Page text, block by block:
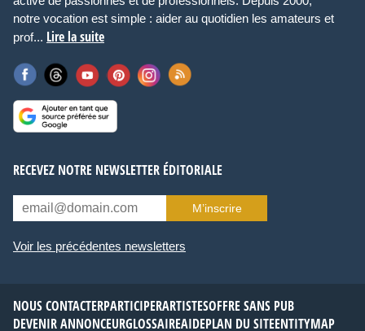
notre vocation est simple : aider au quotidien les amateurs et
prof... Lire la suite
RECEVEZ NOTRE NEWSLETTER ÉDITORIALE
M’inscrire
Voir les précédentes newsletters
NOUS CONTACTERPARTICIPERARTISTESOFFRE SANS PUB
DEVENIR ANNONCEURGLOSSAIREAIDEPLAN DU SITEENTITYMAP